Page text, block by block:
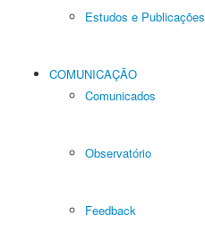
Estudos e Publicações
COMUNICAÇÃO
Comunicados
Observatório
Feedback